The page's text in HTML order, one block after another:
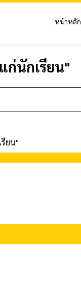
หน้าหลัก
นักเรียน"
ยน"